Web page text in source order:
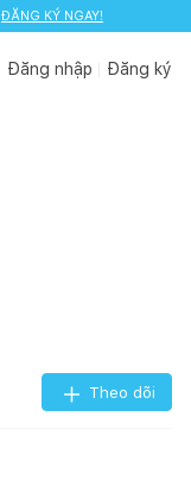
ĐĂNG KÝ NGAY!
Đăng nhập Đăng ký
Theo dõi